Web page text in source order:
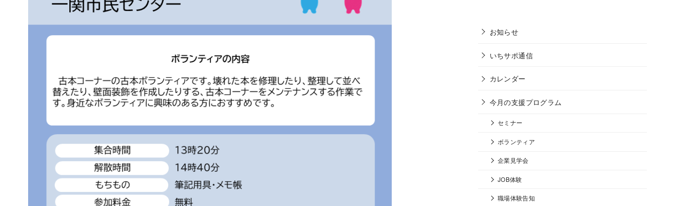
お知らせ
いちサポ通信
カレンダー
今月の支援プログラム
セミナー
ボランティア
企業見学会
JOB体験
職場体験告知